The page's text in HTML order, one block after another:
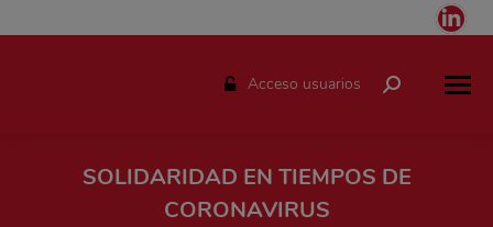
Acceso usuarios Buscar:
SOLIDARIDAD EN TIEMPOS DE
CORONAVIRUS